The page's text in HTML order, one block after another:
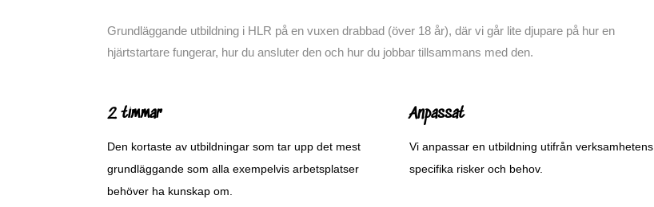
Grundläggande utbildning i HLR på en vuxen drabbad (över 18 år), där vi går lite djupare på hur en
hjärtstartare fungerar, hur du ansluter den och hur du jobbar tillsammans med den.
2 timmar
Den kortaste av utbildningar som tar upp det mest
grundläggande som alla exempelvis arbetsplatser
behöver ha kunskap om.
Anpassat
Vi anpassar en utbildning utifrån verksamhetens
specifika risker och behov.